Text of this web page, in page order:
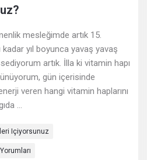
mesleğimde artık 15.
yıl boyunca yavaş yavaş
artık. İlla ki vitamin hapı
gün içerisinde
veren hangi vitamin haplarını
...
Içiyorsunuz